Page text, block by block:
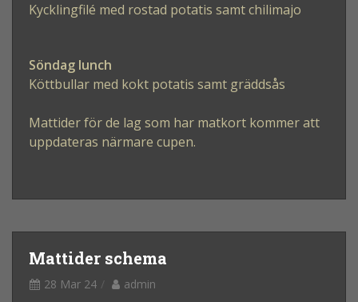
Kycklingfilé med rostad potatis samt chilimajo
Söndag lunch
Köttbullar med kokt potatis samt gräddsås
Mattider för de lag som har matkort kommer att
uppdateras närmare cupen.
Mattider schema
28 Mar 24 admin